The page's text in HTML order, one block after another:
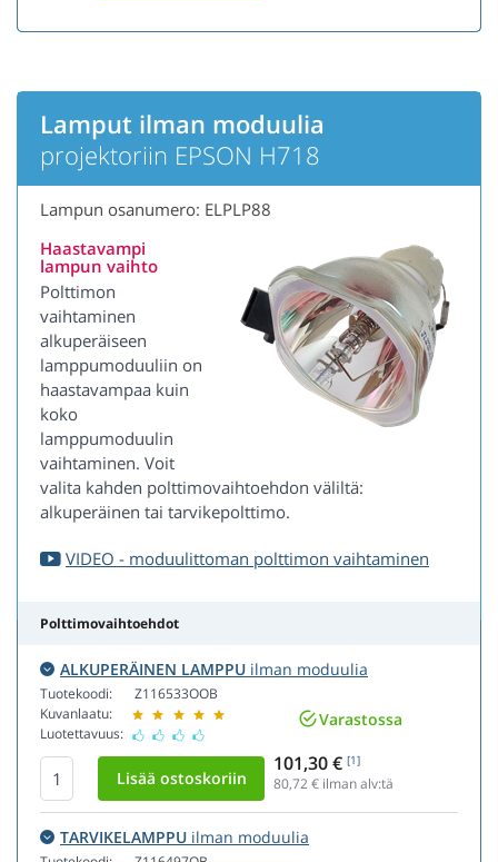
Lamput ilman moduulia
projektoriin EPSON H718
Lampun osanumero: ELPLP88
Haastavampi
lampun vaihto
Polttimon
vaihtaminen
alkuperäiseen
lamppumoduuliin on
haastavampaa kuin
koko
lamppumoduulin
vaihtaminen. Voit
valita kahden polttimovaihtoehdon väliltä:
alkuperäinen tai tarvikepolttimo.
VIDEO - moduulittoman polttimon vaihtaminen
Polttimovaihtoehdot
ALKUPERÄINEN LAMPPU ilman moduulia
Tuotekoodi:
Kuvanlaatu:
Luotettavuus:
Z116533OOB
Varastossa
101,30 € [1]
80,72€ ilman alv:tä
TARVIKELAMPPU ilman moduulia